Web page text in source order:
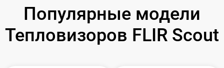
Популярные модели
Тепловизоров FLIR Scout